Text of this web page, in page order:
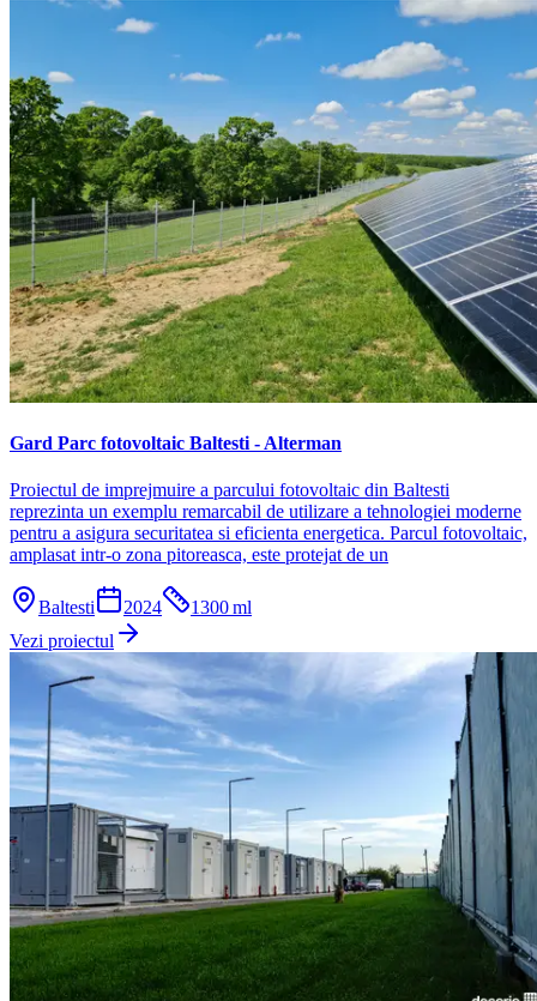
Gard Parc fotovoltaic Baltesti - Alterman
Proiectul de imprejmuire a parcului fotovoltaic din Baltesti
reprezinta un exemplu remarcabil de utilizare a tehnologiei moderne
pentru a asigura securitatea si eficienta energetica. Parcul fotovoltaic,
amplasat intr-o zona pitoreasca, este protejat de un
Baltesti 2024 1300ml
Vezi proiectul